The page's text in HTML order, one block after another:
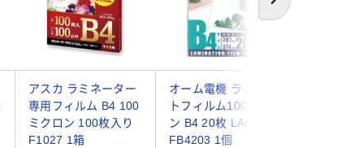
次へ
アスカ ラミネーター
専用フィルム B4 100
ミクロン 100枚入り
F1027 1箱
オーム電機 ラミネー
トフィルム100ミクロ
ン B4 20枚 LAM-
FB4203 1個